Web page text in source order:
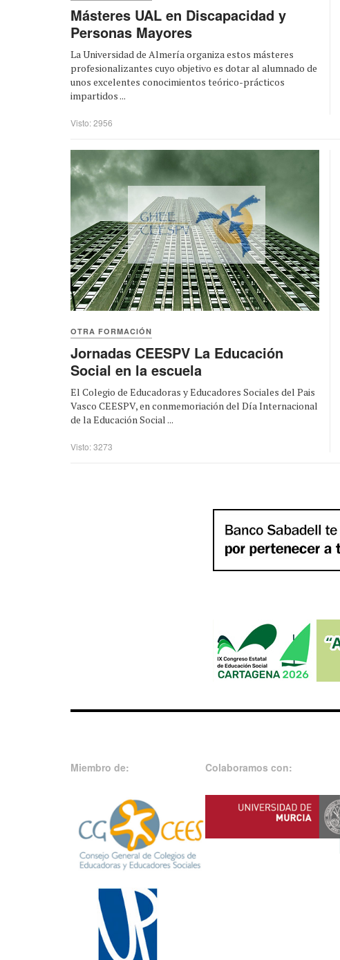
Másteres UAL en Discapacidad y
Personas Mayores
La Universidad de Almería organiza estos másteres
profesionalizantes cuyo objetivo es dotar al alumnado de
unos excelentes conocimientos teórico-prácticos
impartidos ...
Visto: 2956
OTRA FORMACIÓN
Jornadas CEESPV La Educación
Social en la escuela
El Colegio de Educadoras y Educadores Sociales del Pais
Vasco CEESPV, en conmemoriación del Día Internacional
de la Educación Social ...
Visto: 3273
Miembro de: Colaboramos con: